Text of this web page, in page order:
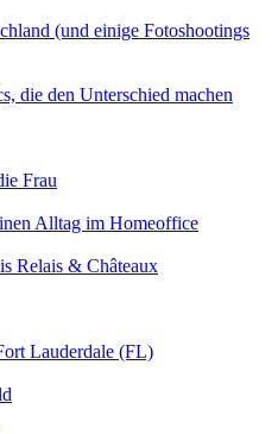
(und einige Fotoshootings
die den Unterschied machen
Frau
Alltag im Homeoffice
Relais & Châteaux
Lauderdale (FL)